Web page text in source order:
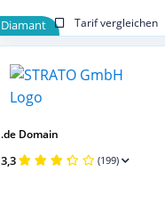
Diamant Tarif vergleichen
.de Domain
3,3 (199)